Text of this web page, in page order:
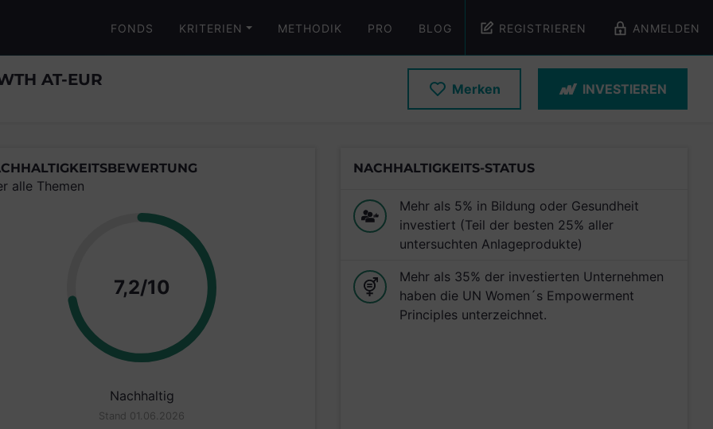
FONDS KRITERIEN METHODIK PRO BLOG REGISTRIEREN ANMELDEN
AT-EUR
Merken INVESTIEREN
alle Themen
7,2/10 Punkte
Nachhaltig
Stand 01.06.2026
NACHHALTIGKEITS-STATUS
Mehr als 5% in Bildung oder Gesundheit
investiert (Teil der besten 25% aller
untersuchten Anlageprodukte)
Mehr als 35% der investierten Unternehmen
haben die UN Women´s Empowerment
Principles unterzeichnet.